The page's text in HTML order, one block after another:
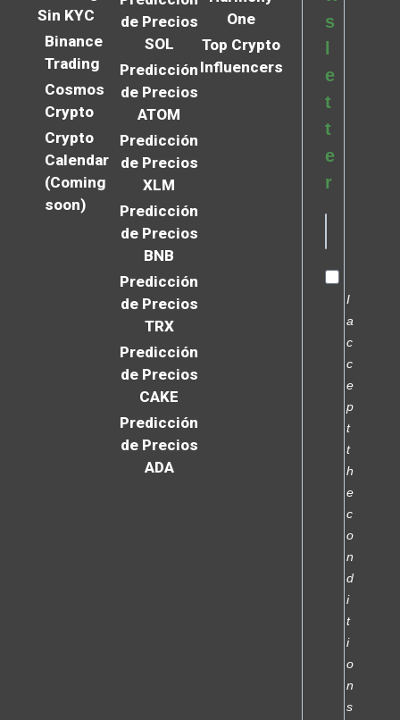
Sin KYC
Binance
Trading
Cosmos
Crypto
Crypto
Calendar
(Coming
soon)
de Precios
SOL
Predicción
de Precios
ATOM
Predicción
de Precios
XLM
Predicción
de Precios
BNB
Predicción
de Precios
TRX
Predicción
de Precios
CAKE
Predicción
de Precios
ADA
One
Top Crypto
Influencers
s
e
t
t
e
r
I
a
c
c
e
p
t
t
h
e
c
o
n
d
i
t
i
o
n
s